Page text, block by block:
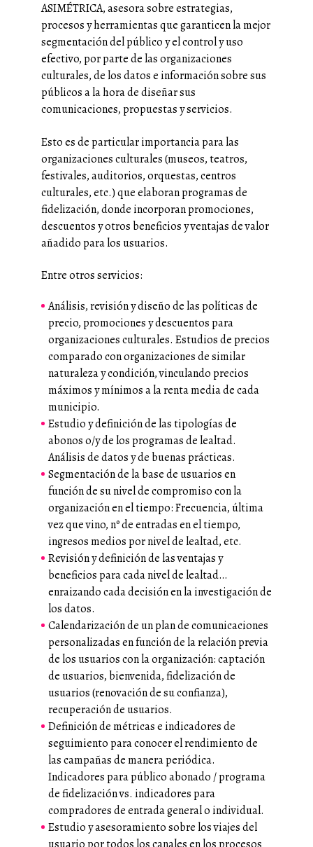
ASIMÉTRICA, asesora sobre estrategias,
procesos y herramientas que garanticen la mejor
segmentación del público y el control y uso
efectivo, por parte de las organizaciones
culturales, de los datos e información sobre sus
públicos a la hora de diseñar sus
comunicaciones, propuestas y servicios.
Esto es de particular importancia para las
organizaciones culturales (museos, teatros,
festivales, auditorios, orquestas, centros
culturales, etc.) que elaboran programas de
fidelización, donde incorporan promociones,
descuentos y otros beneficios y ventajas de valor
añadido para los usuarios.
Entre otros servicios:
Análisis, revisión y diseño de las políticas de
precio, promociones y descuentos para
organizaciones culturales. Estudios de precios
comparado con organizaciones de similar
naturaleza y condición, vinculando precios
máximos y mínimos a la renta media de cada
municipio.
Estudio y definición de las tipologías de
abonos o/y de los programas de lealtad.
Análisis de datos y de buenas prácticas.
Segmentación de la base de usuarios en
función de su nivel de compromiso con la
organización en el tiempo: Frecuencia, última
vez que vino, nº de entradas en el tiempo,
ingresos medios por nivel de lealtad, etc.
Revisión y definición de las ventajas y
beneficios para cada nivel de lealtad…
enraizando cada decisión en la investigación de
los datos.
Calendarización de un plan de comunicaciones
personalizadas en función de la relación previa
de los usuarios con la organización: captación
de usuarios, bienvenida, fidelización de
usuarios (renovación de su confianza),
recuperación de usuarios.
Definición de métricas e indicadores de
seguimiento para conocer el rendimiento de
las campañas de manera periódica.
Indicadores para público abonado / programa
de fidelización vs. indicadores para
compradores de entrada general o individual.
Estudio y asesoramiento sobre los viajes del